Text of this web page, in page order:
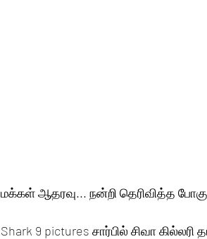
மக்கள் ஆதரவு... நன்றி தெரிவித்த
Shark 9 pictures சார்பில் சிவா